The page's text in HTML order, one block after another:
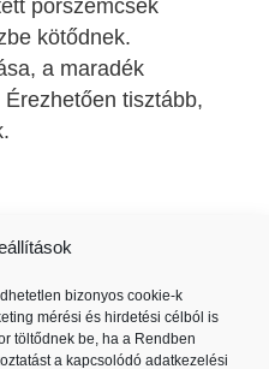
bizonyos cookie-k
mérési és hirdetési célból is
töltődnek be, ha a Rendben
a kapcsolódó adatkezelési
porszemcsék
kötődnek.
a maradék
tisztább,
számára